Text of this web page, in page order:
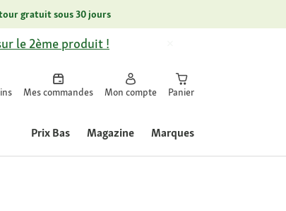
gratuit sous 30 jours
le 2ème produit !
Mes commandes Mon compte Panier
Prix Bas Magazine Marques